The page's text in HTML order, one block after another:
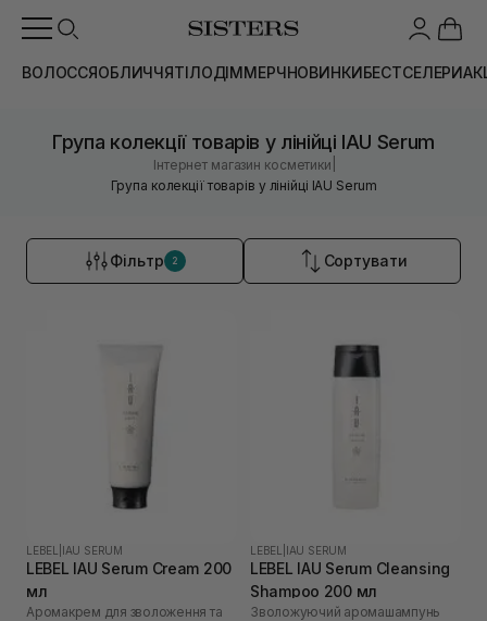
ВОЛОССЯОБЛИЧЧЯТІЛОДІММЕРЧНОВИНКИБЕСТСЕЛЕРИ
Група колекції товарів у лінійці IAU Serum
Інтернет магазин косметики
Група колекції товарів у лінійці IAU Serum
Фільтр 2 Сортувати
LEBEL IAU SERUM
LEBEL IAU Serum Cream 200
мл
Аромакрем для зволоження та
LEBEL IAU SERUM
LEBEL IAU Serum Cleansing
Shampoo 200 мл
Зволожуючий аромашампунь